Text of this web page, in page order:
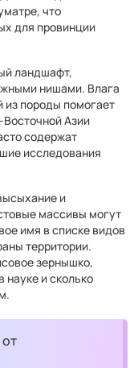
что
для провинции
ландшафт,
нишами. Влага
из породы помогает
Азии
содержат
исследования
и
массивы могут
имя в списке видов
территории.
зернышко,
науке и сколько